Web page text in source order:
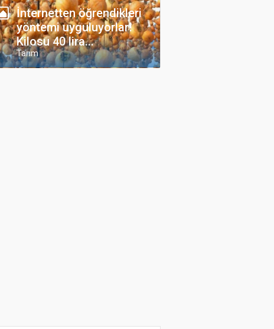
İnternetten öğrendikleri
yöntemi uyguluyorlar!
Kilosu 40 lira...
Tarım